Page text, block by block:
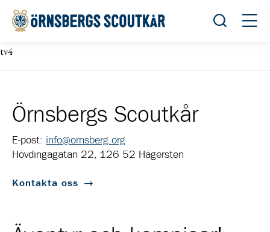
Öppna
tv4
Örnsbergs Scoutkår
E-post: info@ornsberg.org
Hövdingagatan 22, 126 52 Hägersten
Kontakta oss